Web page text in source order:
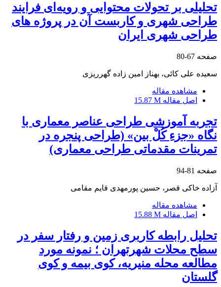
تحلیلی بر تحولات محتوایی و رویه‌ای فرایند
طراحی شهری و کاربست آن در پروژه های
طراحی شهری ایران
صفحه 67-80
سعیده علی کائی، بهناز امین زاده گهرریزی
مشاهده مقاله
اصل مقاله 15.87 M
تجربه آموزشی طراحی عناصر معماری با
نگاه «جزءِ کُلْ بین» (طراحی پنجره در
تمرینات مقدماتی طراحی معماری)
صفحه 81-94
آزاده خاکی قصر، حسین پورمهدی قایم مقامی
مشاهده مقاله
اصل مقاله 15.88 M
تحلیل رابطه کاربری زمین و رفتار سفر در
سطح محلات شهرتهران ؛ نمونه مورد
مطالعه محله منیریه، کوی بیمه و کوی
گلستان